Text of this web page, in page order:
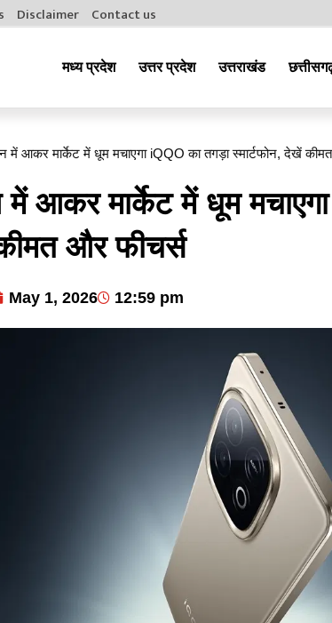
Disclaimer Contact us
मध्य प्रदेश उत्तर प्रदेश उत्तराखंड
आकर मार्केट में धूम मचाएगा iQQO का तगड़ा स्मार्टफोन, देखें
आकर मार्केट में धूम
और फीचर्स
May 1, 2026 12:59 pm